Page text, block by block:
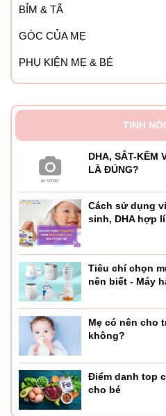
BỈM & TÃ
GÓC CỦA MẸ
PHỤ KIỆN MẸ & BÉ
TINH
DHA, SẮT-KẼM
LÀ ĐÚNG?
Cách sử dụng
sinh, DHA hợp
Tiêu chí chọn
nên biết - Máy
Mẹ có nên cho
không?
Điểm danh top
cho bé